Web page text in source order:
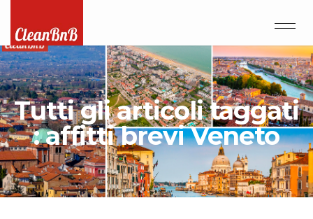
Tutti gli articoli taggati
: affitti brevi Veneto